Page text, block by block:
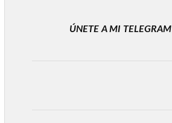
ÚNETE A MI TELEGRAM